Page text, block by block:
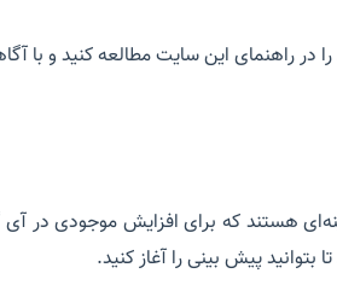
در راهنمای این سایت مطالعه کنید و با
هستند که برای افزایش موجودی در
پیش بینی را آغاز کنید.